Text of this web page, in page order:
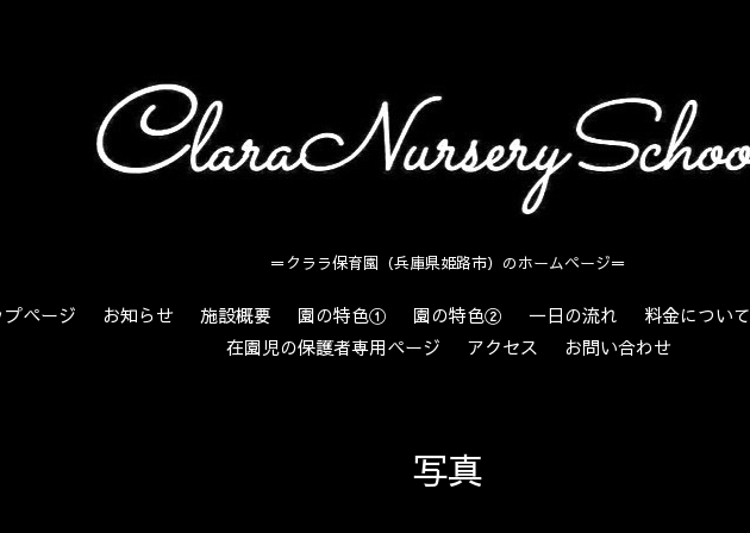
＝クララ保育園（兵庫県姫路市）のホームページ＝
プページ お知らせ 施設概要 園の特色① 園の特色② 一日の流れ 料金について
在園児の保護者専用ページ
アクセス お問い合わせ
写真